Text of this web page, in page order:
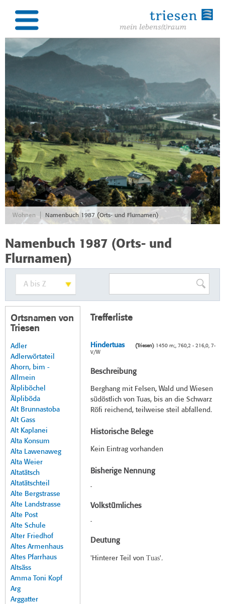
Wohnen Namenbuch 1987 (Orts- und Flurnamen)
Namenbuch 1987 (Orts- und
Flurnamen)
Ortsnamen von
Triesen
Adler
Adlerwörtateil
Ahorn, bim -
Allmein
Älpliböchel
Älpliböda
Alt Brunnastoba
Alt Gass
Alt Kaplanei
Alta Konsum
Alta Lawenaweg
Alta Weier
Altatätsch
Altatätschteil
Alte Bergstrasse
Alte Landstrasse
Alte Post
Alte Schule
Alter Friedhof
Altes Armenhaus
Altes Pfarrhaus
Altsäss
Amma Toni Kopf
Arg
Arggatter
Trefferliste
Hindertuas (Triesen)1450 m;, 760,2 - 216,0, 7-
V/W
Beschreibung
Berghang mit Felsen, Wald und Wiesen
südöstlich von Tuas, bis an die Schwarz
Röfi reichend, teilweise steil abfallend.
Historische Belege
Kein Eintrag vorhanden
Bisherige Nennung
-
Volkstümliches
-
Deutung
'Hinterer Teil von Tuas'.